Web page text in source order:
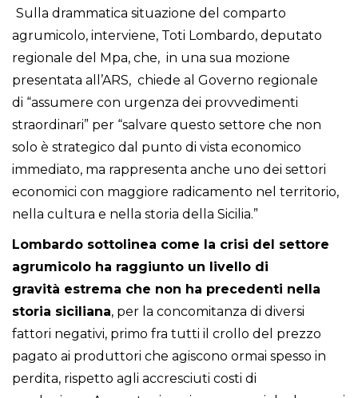
Sulla drammatica situazione del comparto
agrumicolo, interviene, Toti Lombardo, deputato
regionale del Mpa, che, in una sua mozione
presentata all’ARS, chiede al Governo regionale
di “assumere con urgenza dei provvedimenti
straordinari” per “salvare questo settore che non
solo è strategico dal punto di vista economico
immediato, ma rappresenta anche uno dei settori
economici con maggiore radicamento nel territorio,
nella cultura e nella storia della Sicilia.”
Lombardo sottolinea come la crisi del settore
agrumicolo ha raggiunto un livello di
gravità estrema che non ha precedenti nella
storia siciliana, per la concomitanza di diversi
fattori negativi, primo fra tutti il crollo del prezzo
pagato ai produttori che agiscono ormai spesso in
perdita, rispetto agli accresciuti costi di